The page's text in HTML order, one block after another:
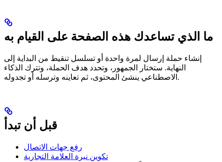
ما الذي تساعدك هذه الصفحة على القيام به
إنشاء حملة إرسال لمرة واحدة أو تسلسل تنقيط من البداية إلى
النهاية. ستختار الجمهور، وتحدد هدف الحملة، وتترك الذكاء
الاصطناعي ينشئ المحتوى، ثم تعاينه وترسله أو تجدوله.
قبل أن تبدأ
رفع جهات الاتصال
تكوين نبرة العلامة التجارية